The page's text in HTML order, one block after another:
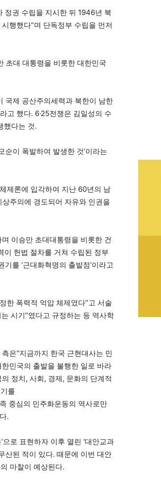
정권 수립을 지시한 뒤 1946년 북
행했다”며 단독정부 수립을 먼저
초대 대통령을 비롯한 대한민국
국제 공산주의세력과 북한이 남한
고 했다. 6·25전쟁은 김일성의 수
했다는 것.
순이 폭발하여 발생한 것’이라는
제론에 입각하여 지난 60년의 남
주의에 경도되어 자유와 인권을
이승만 초대대통령을 비롯한 건
이 헌법 절차를 거쳐 수립된 정부
를 ‘근대화혁명의 출발점’이라고
한 폭력적 억압 체제였다”고 서술
시기”였다고 규정하는 등 역사학
은“지금까지 한국 근현대사는 민
민국의 출발을 불행한 일로 바라
정치, 사회, 경제, 문화의 단계적
를
중심의 민주화운동의 역사로만
.
로 표현하자 이후 열린 ‘대안교과
산된 적이 있다. 때문에 이번 대안
마찰이 예상된다.